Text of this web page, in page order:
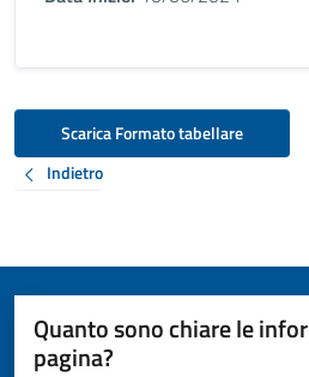
Scarica Formato tabellare
Indietro
Quanto sono chiare le
pagina?